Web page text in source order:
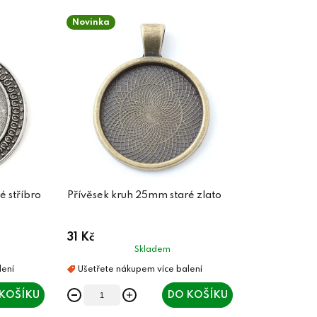
stříbro
Novinka
Přívěsek kruh 25mm staré zlato
31 Kč
Skladem
DO KOŠÍKU